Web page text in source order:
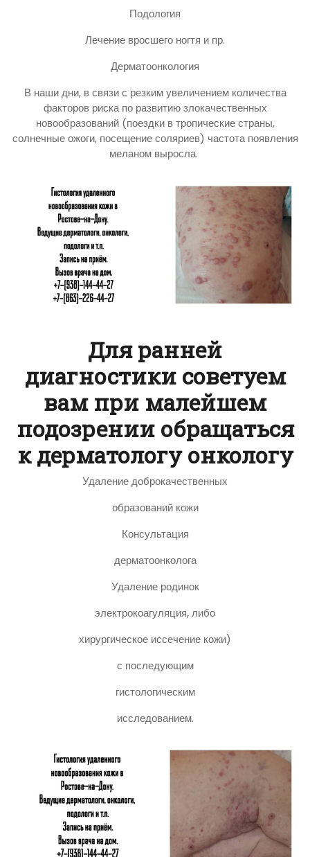
Подология
Лечение вросшего ногтя и пр.
Дерматоонкология
В наши дни, в связи с резким увеличением количества
факторов риска по развитию злокачественных
новообразований (поездки в тропические страны,
солнечные ожоги, посещение соляриев) частота появления
меланом выросла.
Для ранней
диагностики советуем
вам при малейшем
подозрении обращаться
к дерматологу онкологу
Удаление доброкачественных
образований кожи
Консультация
дерматоонколога
Удаление родинок
электрокоагуляция, либо
хирургическое иссечение кожи)
с последующим
гистологическим
исследованием.